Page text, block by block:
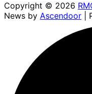
Copyright © 2026
News by Ascendoor |